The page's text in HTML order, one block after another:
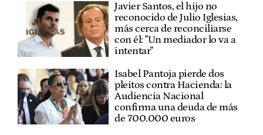
Javier Santos, el hijo no
reconocido de Julio Iglesias,
más cerca de reconciliarse
con él: "Un mediador lo va a
intentar"
Isabel Pantoja pierde dos
pleitos contra Hacienda: la
Audiencia Nacional
confirma una deuda de más
de 700.000 euros